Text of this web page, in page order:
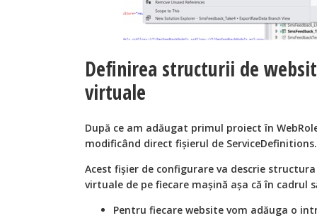
Definirea structurii de
virtuale
După ce am adăugat primul proiect în
modificând direct fişierul de ServiceDefinitions.
Acest fişier de configurare va descrie
virtuale de pe fiecare maşină aşa că în cadrul
Pentru fiecare website vom adăuga o